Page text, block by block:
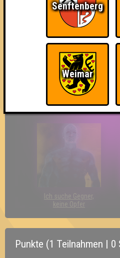
So kurz vorm Sieg! Wir sind
Eindeutiger Sieg
Ich suche Gegner,
keine Opfer
Punkte (1 Teilnahmen | 0
Senftenberg
Weimar